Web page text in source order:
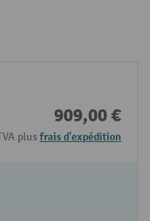
909,00 €
plusfrais d'expédition